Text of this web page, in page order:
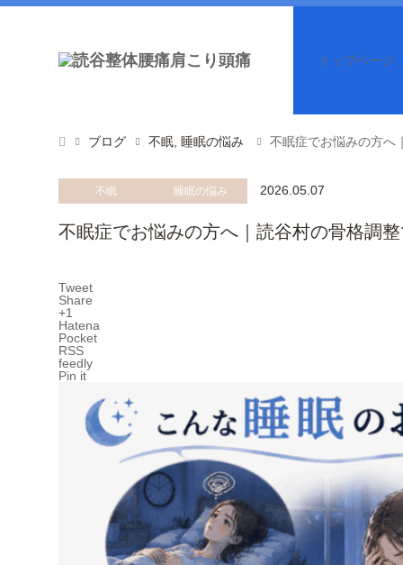
トップページ
ブログ 不眠, 睡眠の悩み 不眠症でお悩みの方へ
不眠 睡眠の悩み 2026.05.07
不眠症でお悩みの方へ｜読谷村の骨格調
Tweet
Share
+1
Hatena
Pocket
RSS
feedly
Pin it